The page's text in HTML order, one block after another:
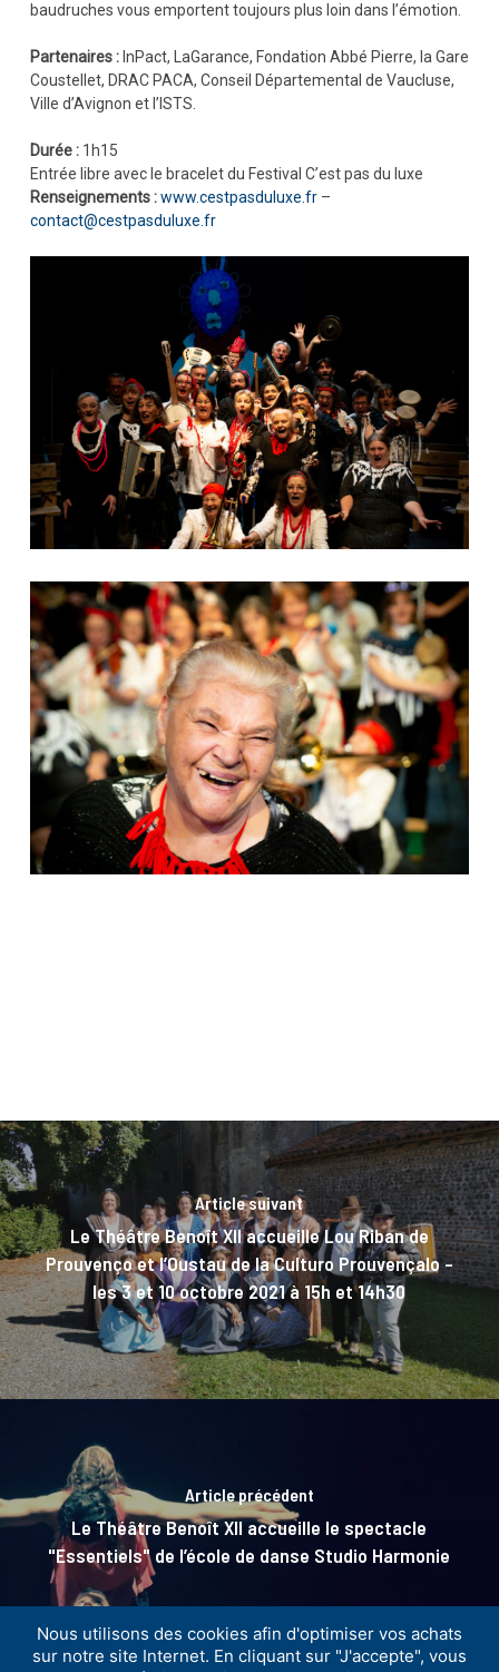
baudruches vous emportent toujours plus loin dans l’émotion.
Partenaires :InPact, LaGarance, Fondation Abbé Pierre, la Gare
Coustellet, DRAC PACA, Conseil Départemental de Vaucluse,
Ville d’Avignon et l’ISTS.
Durée : 1h15
Entrée libre avec le bracelet du Festival C’est pas du luxe
Renseignements :www.cestpasduluxe.fr–
contact@cestpasduluxe.fr
Article suivant
Le Théâtre Benoît XII accueille Lou Riban de
Prouvenço et l’Oustau de la Culturo Prouvençalo –
les 3 et 10 octobre 2021 à 15h et 14h30
Article précédent
Le Théâtre Benoît XII accueille le spectacle
"Essentiels" de l’école de danse Studio Harmonie
Nous utilisons des cookies afin d'optimiser vos achats
sur notre site Internet. En cliquant sur "J'accepte", vous